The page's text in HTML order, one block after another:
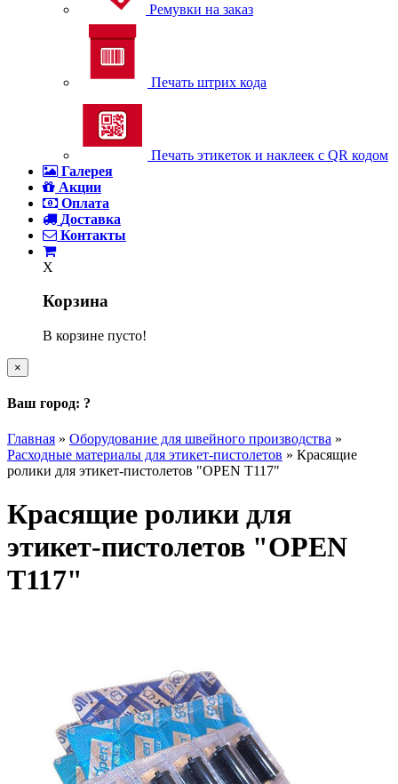
Ремувки на заказ
Печать штрих кода
Печать этикеток и наклеек с QR кодом
Галерея
Акции
Оплата
Доставка
Контакты
X
Корзина
В корзине пусто!
×
Ваш город: ?
Главная » Оборудование для швейного производства »
Расходные материалы для этикет-пистолетов » Красящие
ролики для этикет-пистолетов "OPEN T117"
Красящие ролики для
этикет-пистолетов "OPEN
T117"